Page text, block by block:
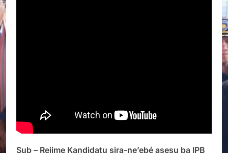
Sub – Rejime Kandidatu sira-ne’ebé asesu ba IPB